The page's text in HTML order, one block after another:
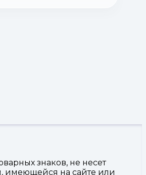
знаков, не несет
имеющейся на сайте или